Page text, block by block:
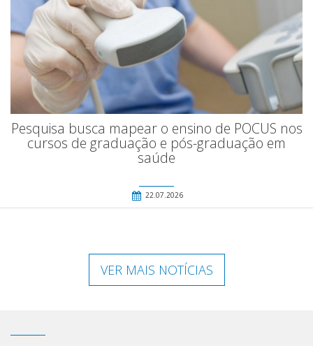
Pesquisa busca mapear o ensino de POCUS nos
cursos de graduação e pós-graduação em
saúde
22.07.2026
VER MAIS NOTÍCIAS